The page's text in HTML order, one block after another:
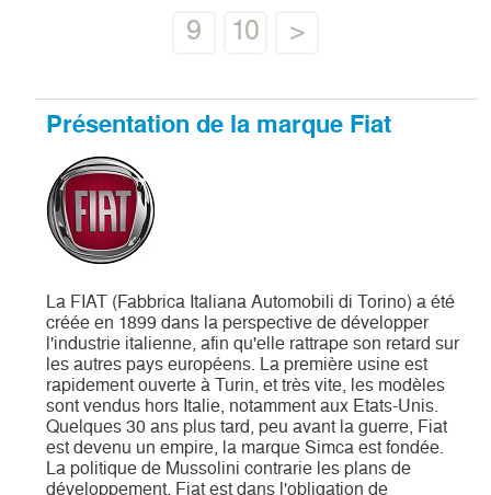
9
10 >
Présentation de la marque Fiat
La FIAT (Fabbrica Italiana Automobili di Torino) a été
créée en 1899 dans la perspective de développer
l'industrie italienne, afin qu'elle rattrape son retard sur
les autres pays européens. La première usine est
rapidement ouverte à Turin, et très vite, les modèles
sont vendus hors Italie, notamment aux Etats-Unis.
Quelques 30 ans plus tard, peu avant la guerre, Fiat
est devenu un empire, la marque Simca est fondée.
La politique de Mussolini contrarie les plans de
développement, Fiat est dans l'obligation de